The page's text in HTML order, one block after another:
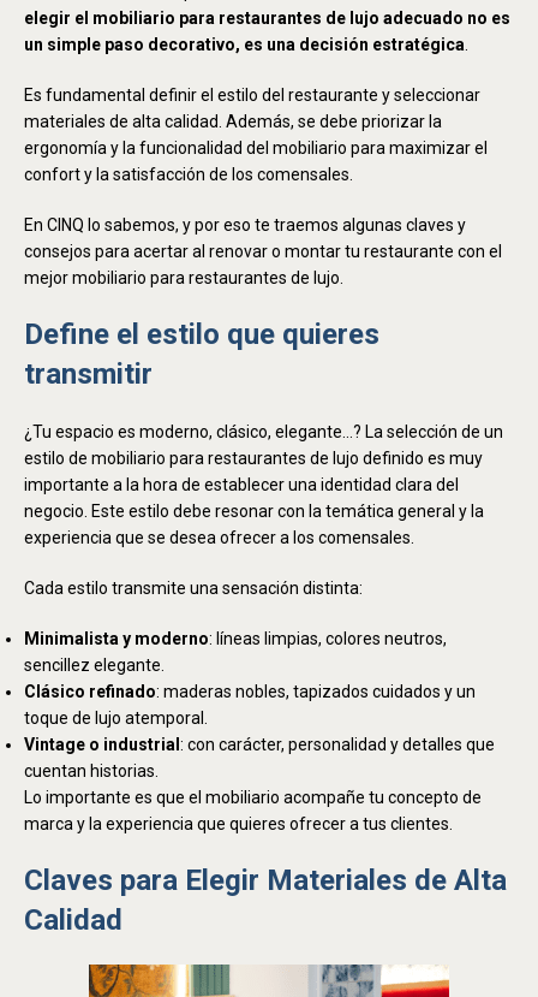
elegir el mobiliario para restaurantes de lujo adecuado no es
un simple paso decorativo, es una decisión estratégica
Es fundamental definir el estilo del restaurante y seleccionar
materiales de alta calidad. Además, se debe priorizar la
ergonomía y la funcionalidad del mobiliario para maximizar el
confort y la satisfacción de los comensales.
En CINQ lo sabemos, y por eso te traemos algunas claves y
consejos para acertar al renovar o montar tu restaurante con el
mejor mobiliario para restaurantes de lujo.
Define el estilo que quieres
transmitir
¿Tu espacio es moderno, clásico, elegante…? La selección de un
estilo de mobiliario para restaurantes de lujo definido es muy
importante a la hora de establecer una identidad clara del
negocio. Este estilo debe resonar con la temática general y la
experiencia que se desea ofrecer a los comensales.
Cada estilo transmite una sensación distinta:
Minimalista y moderno: líneas limpias, colores neutros,
sencillez elegante.
Clásico refinado: maderas nobles, tapizados cuidados y un
toque de lujo atemporal.
Vintage o industrial : con carácter, personalidad y detalles que
cuentan historias.
Lo importante es que el mobiliario acompañe tu concepto de
marca y la experiencia que quieres ofrecer a tus clientes.
Claves para Elegir Materiales de Alta
Calidad